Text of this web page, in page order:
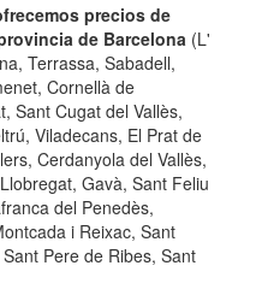
precios de
de Barcelona (L'
Terrassa, Sabadell,
Cornellà de
Sant Cugat del Vallès,
Viladecans, El Prat de
Cerdanyola del Vallès,
Gavà, Sant Feliu
del Penedès,
i Reixac, Sant
Pere de Ribes, Sant